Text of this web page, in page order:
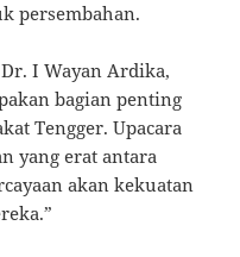
persembahan.
I Wayan Ardika,
bagian penting
Tengger. Upacara
yang erat antara
akan kekuatan